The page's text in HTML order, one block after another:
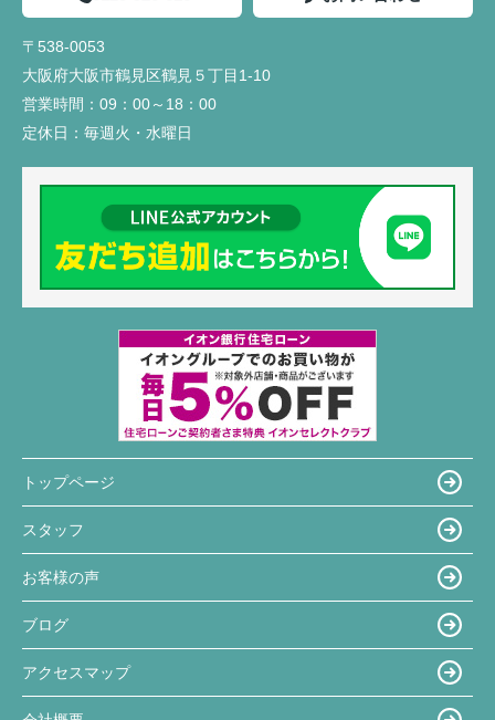
〒538-0053
大阪府大阪市鶴見区鶴見５丁目1-10
営業時間： 09：00～18：00
定休日： 毎週火・水曜日
トップページ
スタッフ
お客様の声
ブログ
アクセスマップ